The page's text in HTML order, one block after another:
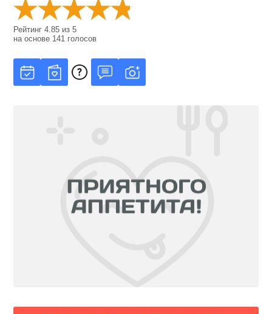
Рейтинг4.85 из5
на основе 141 голосов